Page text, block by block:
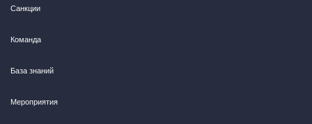
Санкции
Команда
База знаний
Мероприятия